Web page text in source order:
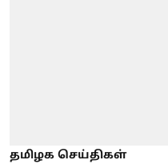
தமிழக செய்திகள்